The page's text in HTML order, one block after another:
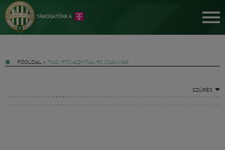
FŐOLDAL » TAG: FTC-AQVITAL FC CSÁKVÁR
SZŰRÉS